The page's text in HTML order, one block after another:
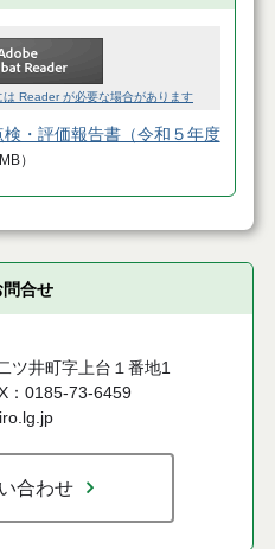
Reader が必要な場合があります
・評価報告書（令和５年度
）
合せ
ツ井町字上台１番地1
：0185-73-6459
合わせ